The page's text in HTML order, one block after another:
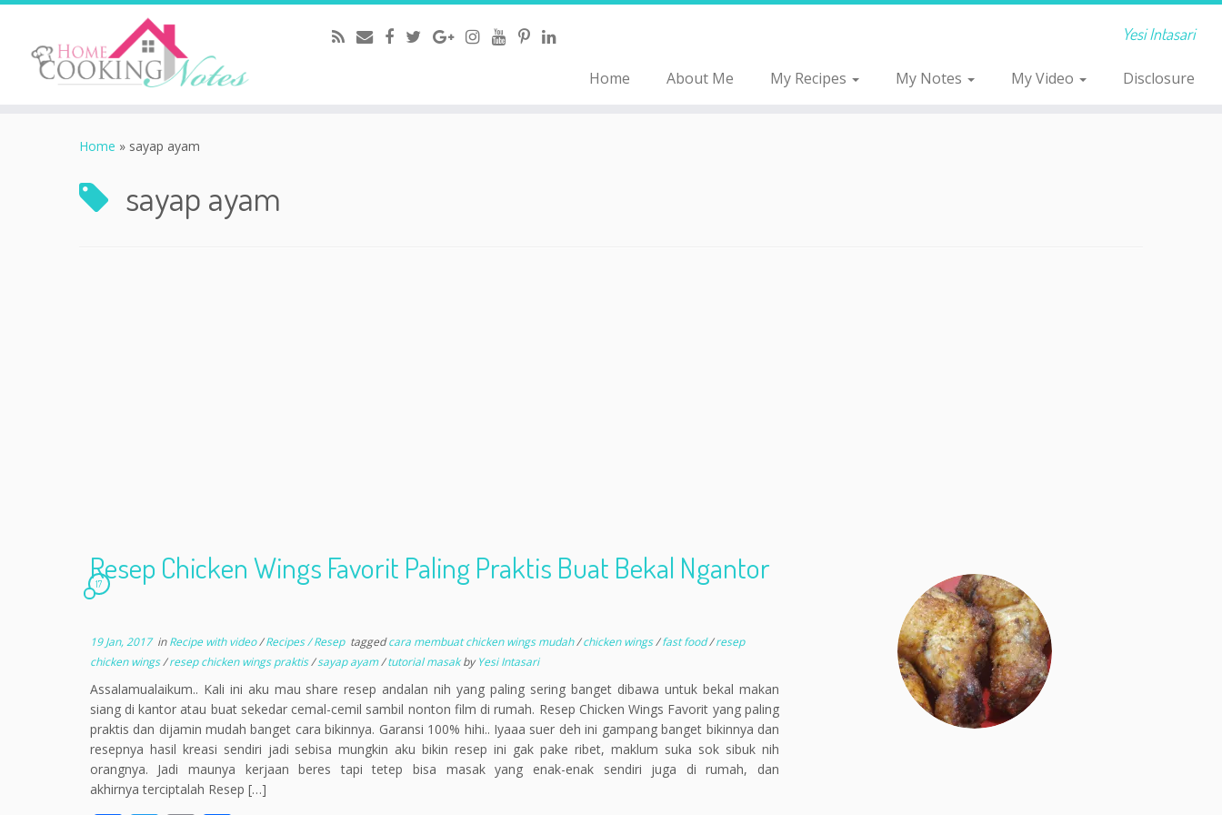
Yesi Intasari
Home About Me My Recipes My Notes My Video Disclosure
Home » sayap ayam
sayap ayam
Resep Chicken Wings Favorit Paling Praktis Buat Bekal Ngantor
17
19 Jan, 2017inRecipe with video/Recipes / Resep taggedcara membuat chicken wings mudah/chicken wings/fast food/resep
chicken wings/resep chicken wings praktis/sayap ayam/tutorial masakbyYesi Intasari
Assalamualaikum.. Kali ini aku mau share resep andalan nih yang paling sering banget dibawa untuk bekal makan
siang di kantor atau buat sekedar cemal-cemil sambil nonton film di rumah. Resep Chicken Wings Favorit yang paling
praktis dan dijamin mudah banget cara bikinnya. Garansi 100% hihi.. Iyaaa suer deh ini gampang banget bikinnya dan
resepnya hasil kreasi sendiri jadi sebisa mungkin aku bikin resep ini gak pake ribet, maklum suka sok sibuk nih
orangnya. Jadi maunya kerjaan beres tapi tetep bisa masak yang enak-enak sendiri juga di rumah, dan
akhirnya terciptalah Resep […]